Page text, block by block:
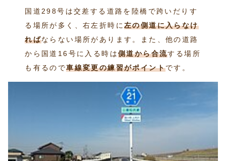
国道298号は交差する道路を陸橋で跨いだりす
る場所が多く、右左折時に左の側道に入らなけ
ればならない場所があります。また、他の道路
から国道16号に入る時は側道から合流する場所
も有るので車線変更の練習がポイントです。